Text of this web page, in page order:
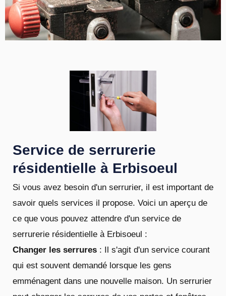
Service de serrurerie
résidentielle à Erbisoeul
Si vous avez besoin d'un serrurier, il est important de
savoir quels services il propose. Voici un aperçu de
ce que vous pouvez attendre d'un service de
serrurerie résidentielle à Erbisoeul :
Changer les serrures : Il s'agit d'un service courant
qui est souvent demandé lorsque les gens
emménagent dans une nouvelle maison. Un serrurier